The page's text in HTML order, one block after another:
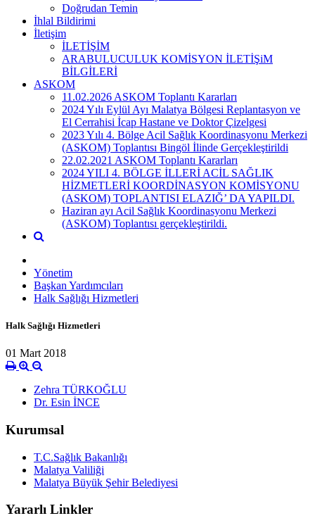
Doğrudan Temin
İhlal Bildirimi
İletişim
İLETİŞİM
ARABULUCULUK KOMİSYON İLETİŞiM
BİLGİLERİ
ASKOM
11.02.2026 ASKOM Toplantı Kararları
2024 Yılı Eylül Ayı Malatya Bölgesi Replantasyon ve
El Cerrahisi İcap Hastane ve Doktor Çizelgesi
2023 Yılı 4. Bölge Acil Sağlık Koordinasyonu Merkezi
(ASKOM) Toplantısı Bingöl İlinde Gerçekleştirildi
22.02.2021 ASKOM Toplantı Kararları
2024 YILI 4. BÖLGE İLLERİ ACİL SAĞLIK
HİZMETLERİ KOORDİNASYON KOMİSYONU
(ASKOM) TOPLANTISI ELAZIĞ’ DA YAPILDI.
Haziran ayı Acil Sağlık Koordinasyonu Merkezi
(ASKOM) Toplantısı gerçekleştirildi.
Yönetim
Başkan Yardımcıları
Halk Sağlığı Hizmetleri
Halk Sağlığı Hizmetleri
01 Mart 2018
Zehra TÜRKOĞLU
Dr. Esin İNCE
Kurumsal
T.C.Sağlık Bakanlığı
Malatya Valiliği
Malatya Büyük Şehir Belediyesi
Yararlı Linkler